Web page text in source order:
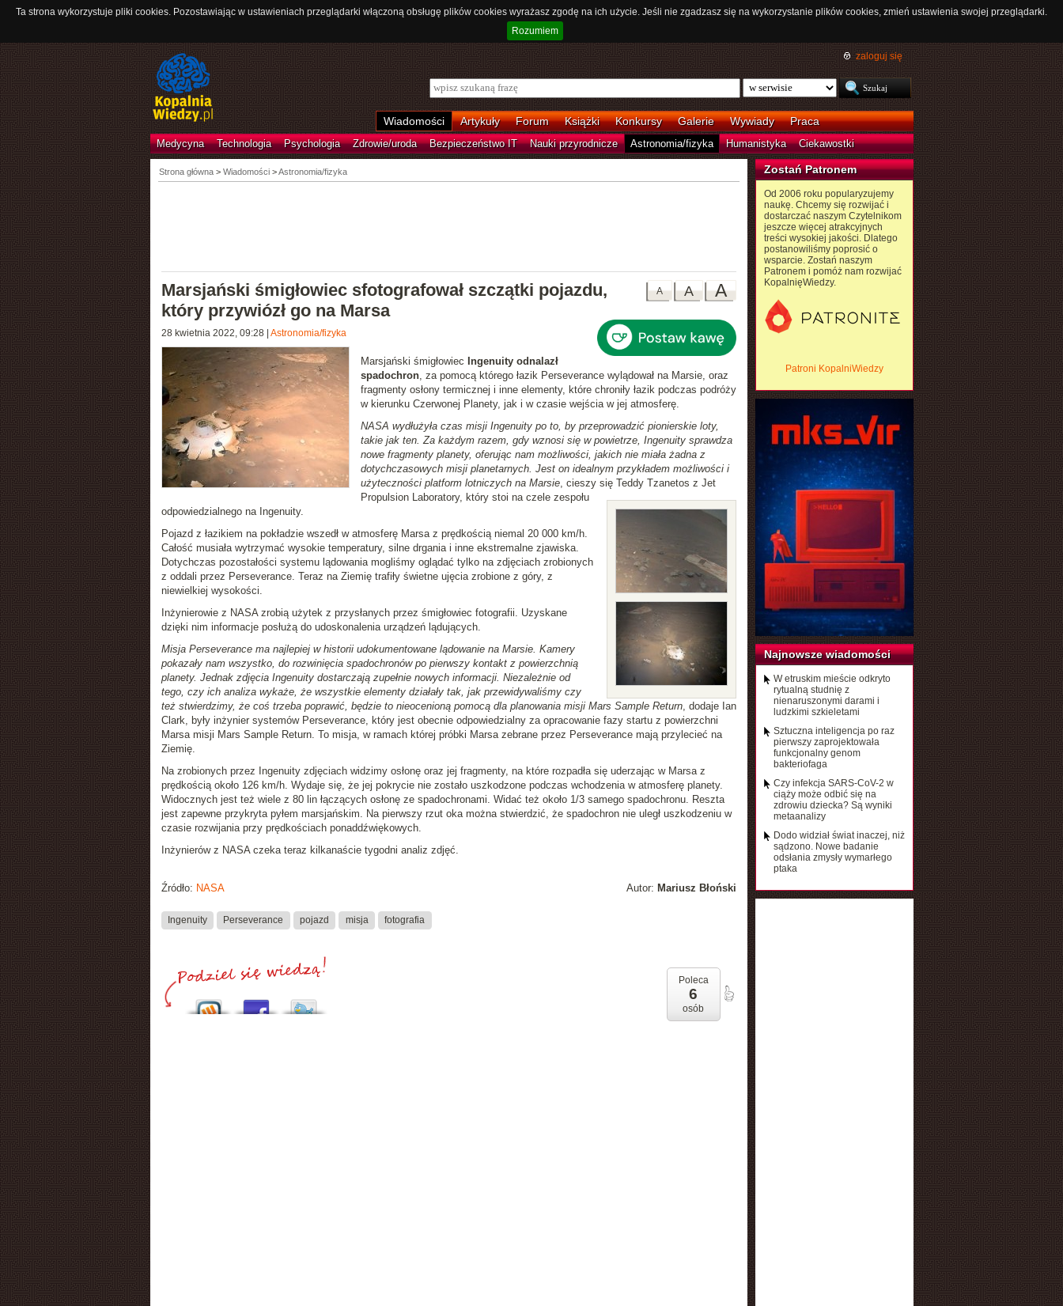
Ta strona wykorzystuje pliki cookies. Pozostawiając w ustawieniach przeglądarki włączoną obsługę plików cookies wyrażasz zgodę na ich użycie. Jeśli nie zgadzasz się na wykorzystanie plików cookies, zmień ustawienia swojej przeglądarki.
Rozumiem
zaloguj się
Wiadomości Artykuły Forum Książki Konkursy Galerie Wywiady Praca
Medycyna Technologia Psychologia Zdrowie/uroda Bezpieczeństwo IT Nauki przyrodnicze Astronomia/fizyka Humanistyka Ciekawostki
Strona główna> Wiadomości >Astronomia/fizyka
A
A
A
Marsjański śmigłowiec sfotografował szczątki pojazdu,
który przywiózł go na Marsa
28 kwietnia 2022, 09:28| Astronomia/fizyka
Marsjański śmigłowiec Ingenuity odnalazł
spadochron, za pomocą którego łazik Perseverance wylądował na Marsie, oraz
fragmenty osłony termicznej i inne elementy, które chroniły łazik podczas podróży
w kierunku Czerwonej Planety, jak i w czasie wejścia w jej atmosferę.
NASA wydłużyła czas misji Ingenuity po to, by przeprowadzić pionierskie loty,
takie jak ten. Za każdym razem, gdy wznosi się w powietrze, Ingenuity sprawdza
nowe fragmenty planety, oferując nam możliwości, jakich nie miała żadna z
dotychczasowych misji planetarnych. Jest on idealnym przykładem możliwości i
użyteczności platform lotniczych na Marsie, cieszy się Teddy Tzanetos z Jet
Propulsion Laboratory, który stoi na czele zespołu
odpowiedzialnego na Ingenuity.
Pojazd z łazikiem na pokładzie wszedł w atmosferę Marsa z prędkością niemal 20 000 km/h.
Całość musiała wytrzymać wysokie temperatury, silne drgania i inne ekstremalne zjawiska.
Dotychczas pozostałości systemu lądowania mogliśmy oglądać tylko na zdjęciach zrobionych
z oddali przez Perseverance. Teraz na Ziemię trafiły świetne ujęcia zrobione z góry, z
niewielkiej wysokości.
Inżynierowie z NASA zrobią użytek z przysłanych przez śmigłowiec fotografii. Uzyskane
dzięki nim informacje posłużą do udoskonalenia urządzeń lądujących.
Misja Perseverance ma najlepiej w historii udokumentowane lądowanie na Marsie. Kamery
pokazały nam wszystko, do rozwinięcia spadochronów po pierwszy kontakt z powierzchnią
planety. Jednak zdjęcia Ingenuity dostarczają zupełnie nowych informacji. Niezależnie od
tego, czy ich analiza wykaże, że wszystkie elementy działały tak, jak przewidywaliśmy czy
też stwierdzimy, że coś trzeba poprawić, będzie to nieocenioną pomocą dla planowania misji Mars Sample Return, dodaje Ian
Clark, były inżynier systemów Perseverance, który jest obecnie odpowiedzialny za opracowanie fazy startu z powierzchni
Marsa misji Mars Sample Return. To misja, w ramach której próbki Marsa zebrane przez Perseverance mają przylecieć na
Ziemię.
Na zrobionych przez Ingenuity zdjęciach widzimy osłonę oraz jej fragmenty, na które rozpadła się uderzając w Marsa z
prędkością około 126 km/h. Wydaje się, że jej pokrycie nie zostało uszkodzone podczas wchodzenia w atmosferę planety.
Widocznych jest też wiele z 80 lin łączących osłonę ze spadochronami. Widać też około 1/3 samego spadochronu. Reszta
jest zapewne przykryta pyłem marsjańskim. Na pierwszy rzut oka można stwierdzić, że spadochron nie uległ uszkodzeniu w
czasie rozwijania przy prędkościach ponaddźwiękowych.
Inżynierów z NASA czeka teraz kilkanaście tygodni analiz zdjęć.
Autor: Mariusz Błoński
Źródło: NASA
Ingenuity Perseverance pojazd misja fotografia
Poleca
6
osób
Zostań Patronem
Od 2006 roku popularyzujemy
naukę. Chcemy się rozwijać i
dostarczać naszym Czytelnikom
jeszcze więcej atrakcyjnych
treści wysokiej jakości. Dlatego
postanowiliśmy poprosić o
wsparcie. Zostań naszym
Patronem i pomóż nam rozwijać
KopalnięWiedzy.
Patroni KopalniWiedzy
Najnowsze wiadomości
W etruskim mieście odkryto
rytualną studnię z
nienaruszonymi darami i
ludzkimi szkieletami
Sztuczna inteligencja po raz
pierwszy zaprojektowała
funkcjonalny genom
bakteriofaga
Czy infekcja SARS-CoV-2 w
ciąży może odbić się na
zdrowiu dziecka? Są wyniki
metaanalizy
Dodo widział świat inaczej, niż
sądzono. Nowe badanie
odsłania zmysły wymarłego
ptaka